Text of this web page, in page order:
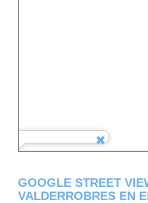
GOOGLE STREET
VALDERROBRES EN